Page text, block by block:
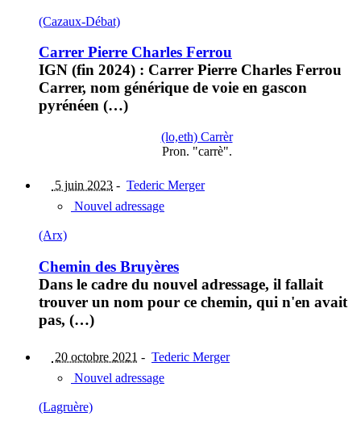
(Cazaux-Débat)
Carrer Pierre Charles Ferrou
IGN (fin 2024) : Carrer Pierre Charles Ferrou
Carrer, nom générique de voie en gascon
pyrénéen (…)
(lo,eth) Carrèr
Pron. "carrè".
5 juin 2023 - Tederic Merger
Nouvel adressage
(Arx)
Chemin des Bruyères
Dans le cadre du nouvel adressage, il fallait
trouver un nom pour ce chemin, qui n'en avait
pas, (…)
20 octobre 2021 - Tederic Merger
Nouvel adressage
(Lagruère)